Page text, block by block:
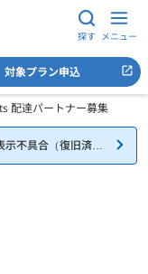
探す メニュー
対象プラン申込
配達パートナー募集
示不具合（復旧済